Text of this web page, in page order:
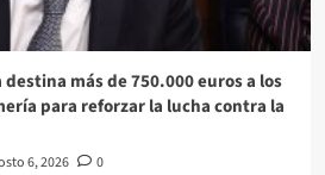
destina más de 750.000 euros a los
para reforzar la lucha contra la
6, 2026 0